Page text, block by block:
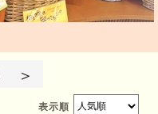
＞
表示順